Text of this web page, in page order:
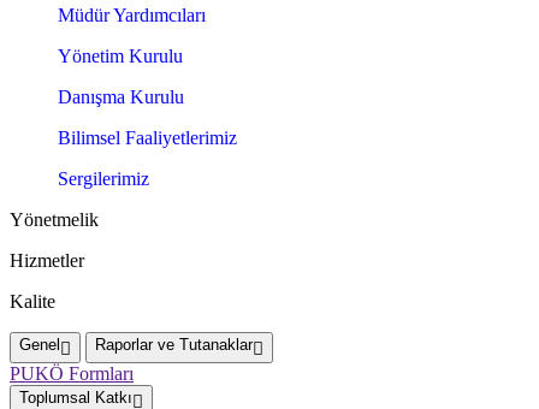
Müdür Yardımcıları
Yönetim Kurulu
Danışma Kurulu
Bilimsel Faaliyetlerimiz
Sergilerimiz
Yönetmelik
Hizmetler
Kalite
Genel Raporlar ve Tutanaklar
PUKÖ Formları
Toplumsal Katkı